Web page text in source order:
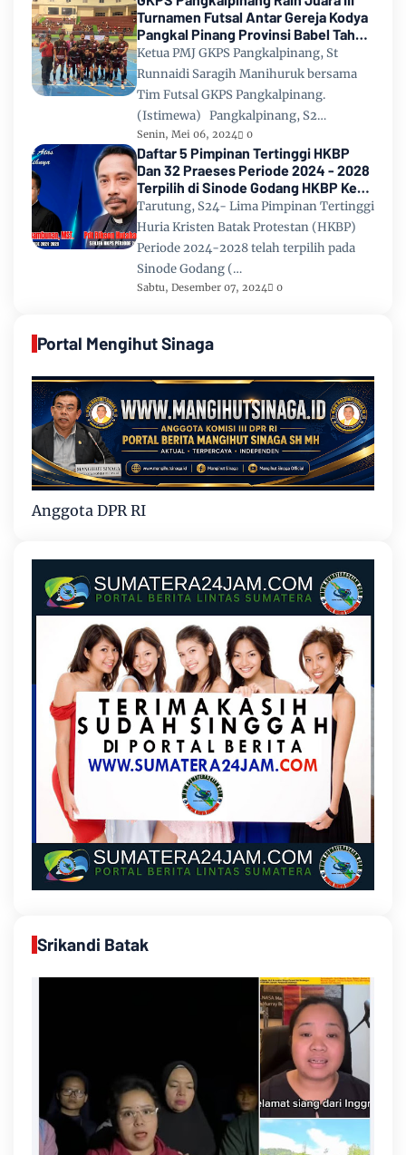
Turnamen Futsal Antar Gereja Kodya
Pangkal Pinang Provinsi Babel Tahun
2024
Ketua PMJ GKPS Pangkalpinang, St
Runnaidi Saragih Manihuruk bersama
Tim Futsal GKPS Pangkalpinang.
(Istimewa) Pangkalpinang, S2…
Senin, Mei 06, 2024 0
Daftar 5 Pimpinan Tertinggi HKBP
Dan 32 Praeses Periode 2024 - 2028
Terpilih di Sinode Godang HKBP Ke
67 Tahun 2024
Tarutung, S24- Lima Pimpinan Tertinggi
Huria Kristen Batak Protestan (HKBP)
Periode 2024-2028 telah terpilih pada
Sinode Godang (…
Sabtu, Desember 07, 2024 0
Portal Mengihut Sinaga
Anggota DPR RI
Srikandi Batak